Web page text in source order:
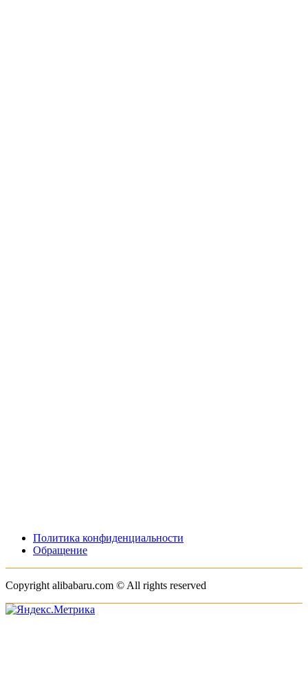
Политика конфиденциальности
Обращение
Copyright alibabaru.com © All rights reserved